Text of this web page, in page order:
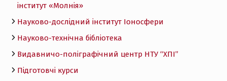
інститут «Молнія»
Науково-дослідний інститут Іоносфери
Науково-технічна бібліотека
Видавничо-поліграфічний центр НТУ “ХПІ”
Підготовчі курси